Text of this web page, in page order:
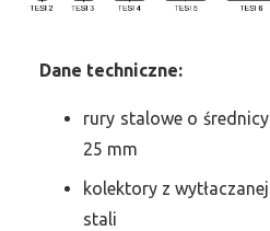
Dane techniczne:
rury stalowe o średnicy
25 mm
kolektory z wytłaczanej
stali